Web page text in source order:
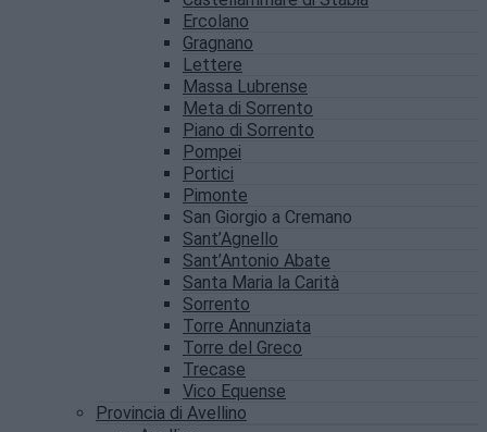
Ercolano
Gragnano
Lettere
Massa Lubrense
Meta di Sorrento
Piano di Sorrento
Pompei
Portici
Pimonte
San Giorgio a Cremano
Sant’Agnello
Sant’Antonio Abate
Santa Maria la Carità
Sorrento
Torre Annunziata
Torre del Greco
Trecase
Vico Equense
Provincia di Avellino